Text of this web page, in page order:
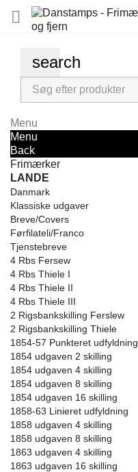

search
Menu
Menu
Back
Frimærker
LANDE
Danmark
Klassiske udgaver
Breve/Covers
Førfilateli/Franco
Tjenstebreve
4 Rbs Fersew
4 Rbs Thiele I
4 Rbs Thiele II
4 Rbs Thiele III
2 Rigsbankskilling Ferslew
2 Rigsbankskilling Thiele
1854-57 Punkteret udfyldning
1854 udgaven 2 skilling
1854 udgaven 4 skilling
1854 udgaven 8 skilling
1854 udgaven 16 skilling
1858-63 Linieret udfyldning
1858 udgaven 4 skilling
1858 udgaven 8 skilling
1863 udgaven 4 skilling
1863 udgaven 16 skilling